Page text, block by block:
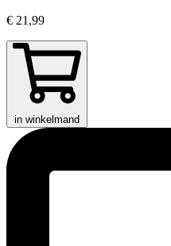
€ 21,99
in winkelmand